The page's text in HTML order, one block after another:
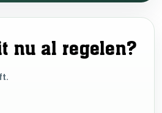
nu al regelen?